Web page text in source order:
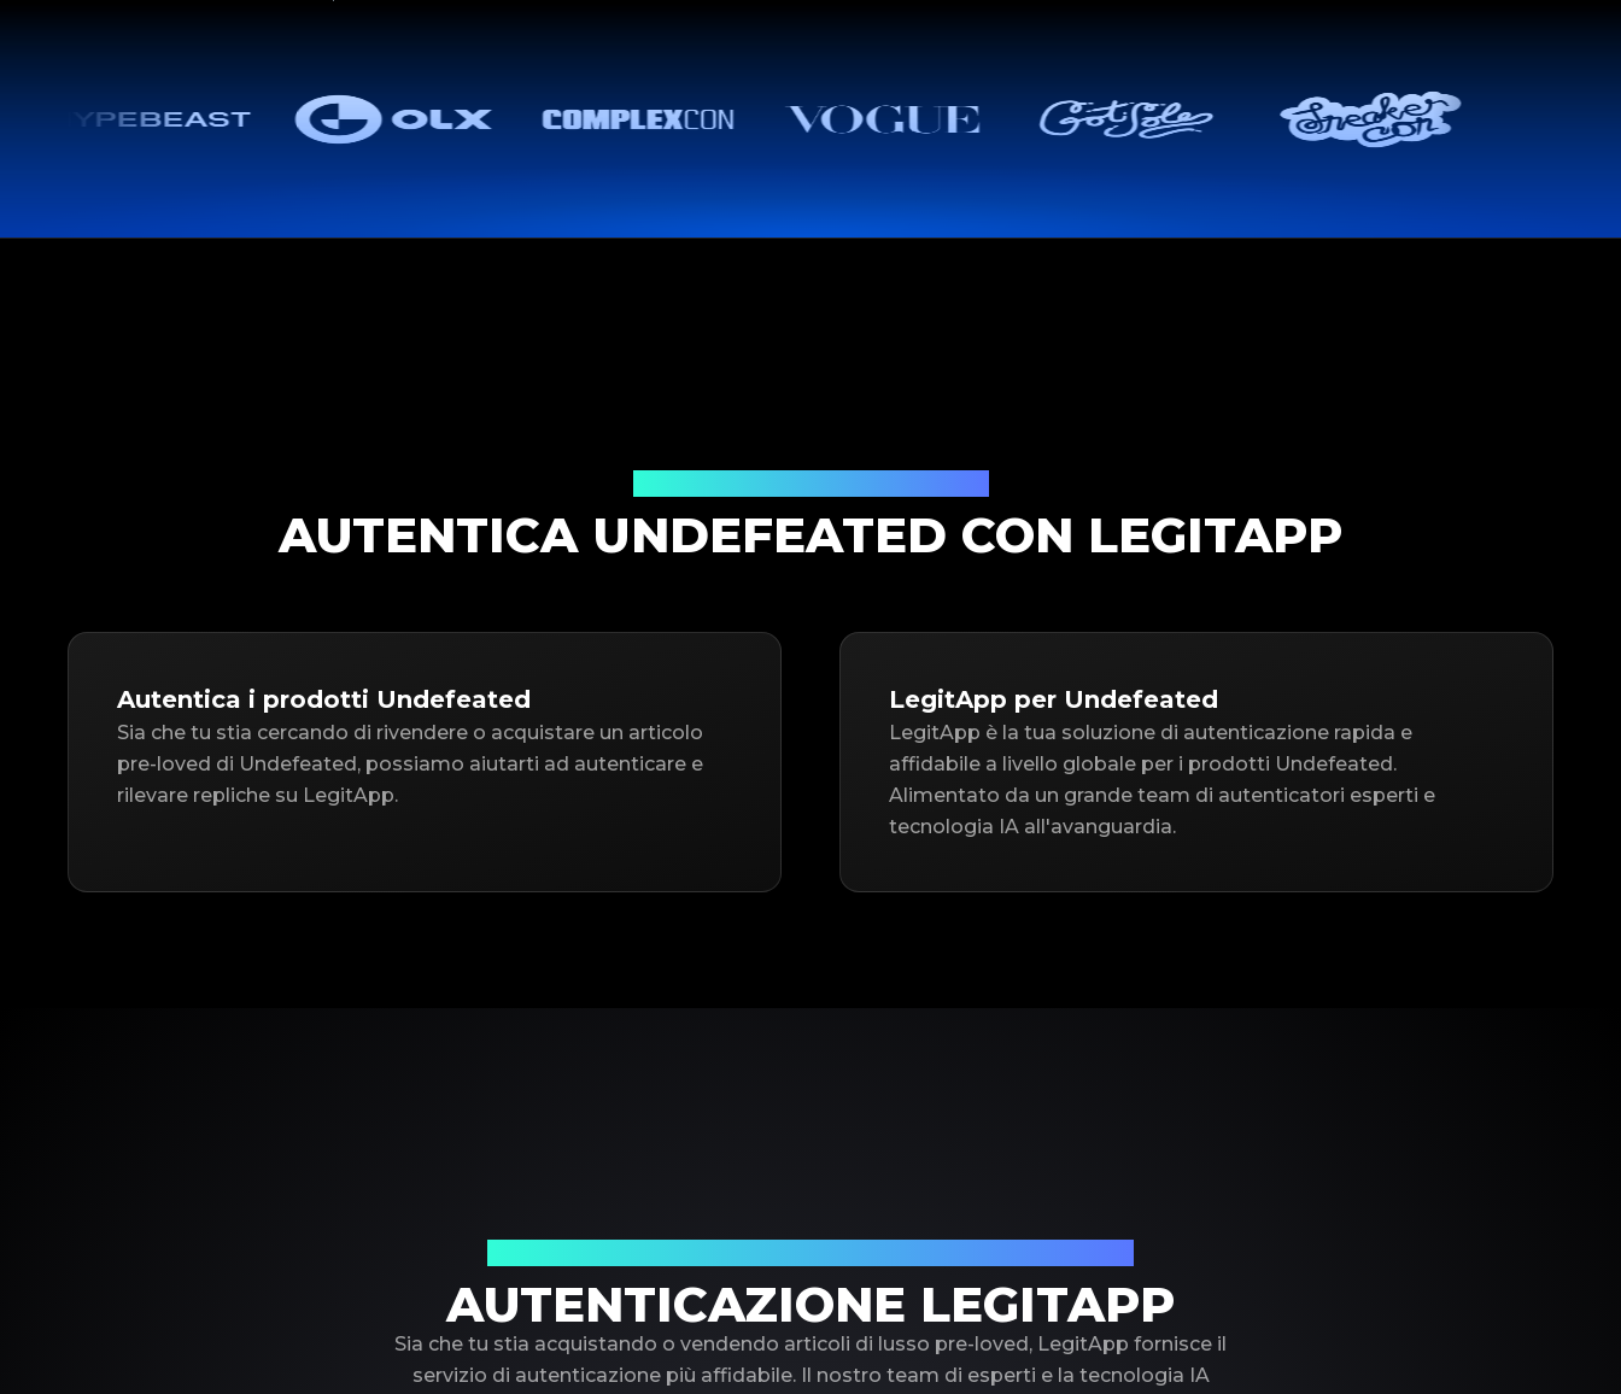
AUTENTICA UNDEFEATED CON LEGITAPP
Autentica i prodotti Undefeated
Sia che tu stia cercando di rivendere o acquistare un articolo
pre-loved di Undefeated, possiamo aiutarti ad autenticare e
rilevare repliche su LegitApp.
LegitApp per Undefeated
LegitApp è la tua soluzione di autenticazione rapida e
affidabile a livello globale per i prodotti Undefeated.
Alimentato da un grande team di autenticatori esperti e
tecnologia IA all'avanguardia.
AUTENTICAZIONE LEGITAPP
Sia che tu stia acquistando o vendendo articoli di lusso pre-loved, LegitApp fornisce il
servizio di autenticazione più affidabile. Il nostro team di esperti e la tecnologia IA